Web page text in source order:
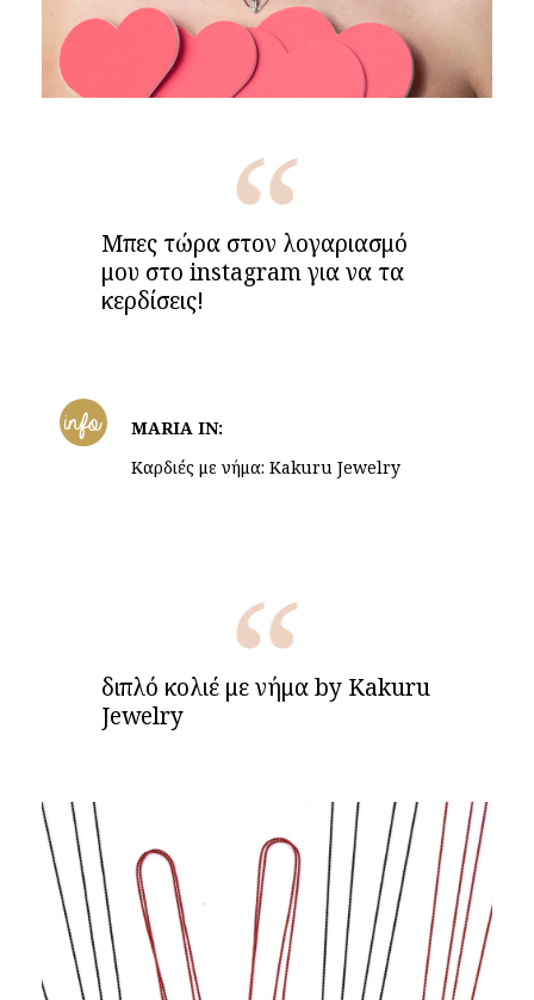
Μπες τώρα στον λογαριασμό
μου στο instagram για να τα
κερδίσεις!
info
MARIA IN:
Καρδιές με νήμα: Kakuru Jewelry
διπλό κολιέ με νήμα by Kakuru
Jewelry